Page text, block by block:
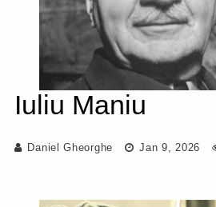
Iuliu Maniu
Daniel Gheorghe Jan 9, 2026